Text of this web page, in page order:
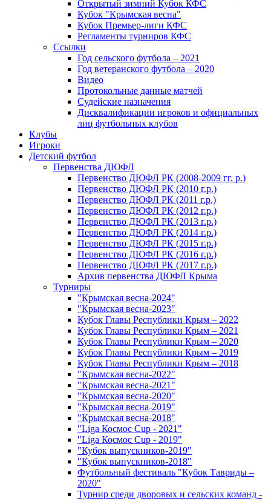
Открытый зимний Кубок КФС
Кубок "Крымская весна"
Кубок Премьер-лиги КФС
Регламенты турниров КФС
Ссылки
Год сельского футбола – 2021
Год ветеранского футбола – 2020
Видео
Протокольные данные матчей
Судейские назначения
Дисквалификации игроков и официальных
лиц футбольных клубов
Клубы
Игроки
Детский футбол
Первенства ДЮФЛ
Первенство ДЮФЛ РК (2008-2009 гг. р.)
Первенство ДЮФЛ РК (2010 г.р.)
Первенство ДЮФЛ РК (2011 г.р.)
Первенство ДЮФЛ РК (2012 г.р.)
Первенство ДЮФЛ РК (2013 г.р.)
Первенство ДЮФЛ РК (2014 г.р.)
Первенство ДЮФЛ РК (2015 г.р.)
Первенство ДЮФЛ РК (2016 г.р.)
Первенство ДЮФЛ РК (2017 г.р.)
Архив первенства ДЮФЛ Крыма
Турниры
"Крымская весна-2024"
"Крымская весна-2023"
Кубок Главы Республики Крым – 2022
Кубок Главы Республики Крым – 2021
Кубок Главы Республики Крым – 2020
Кубок Главы Республики Крым – 2019
Кубок Главы Республики Крым – 2018
"Крымская весна-2022"
"Крымская весна-2021"
"Крымская весна-2020"
"Крымская весна-2019"
"Крымская весна-2018"
"Liga Космос Cup - 2021"
"Liga Космос Cup - 2019"
"Кубок выпускников-2019"
"Кубок выпускников-2018"
Футбольный фестиваль "Кубок Тавриды –
2020"
Турнир среди дворовых и сельских команд -